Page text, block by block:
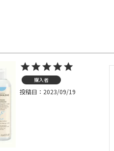
購入者
投稿日 2023/09/19